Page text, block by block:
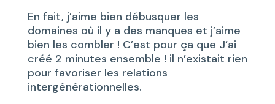
En fait, j’aime bien débusquer les
domaines où il y a des manques et j’aime
bien les combler ! C’est pour ça que J’ai
créé 2 minutes ensemble ! il n’existait rien
pour favoriser les relations
intergénérationnelles.